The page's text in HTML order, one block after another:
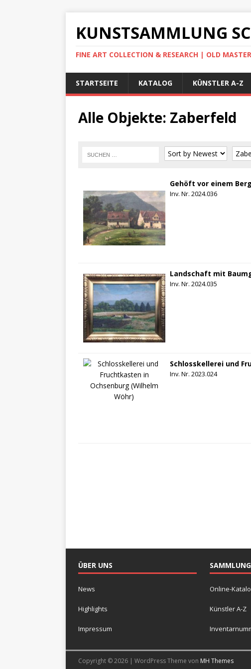
KUNSTSAMMLUNG
FINE ART COLLECTION & RESEARCH | OLD
STARTSEITE KATALOG KÜNSTLER A-Z
Alle Objekte: Zaberfeld
Gehöft vor einem
Inv. Nr. 2024.036
Landschaft mit
Inv. Nr. 2024.035
Schlosskellerei und
Inv. Nr. 2023.024
ÜBER UNS
News
Highlights
Impressum
SAMMLUNG
Online-
Künstler A-Z
Copyright © 2026 | WordPress Theme von MH Themes